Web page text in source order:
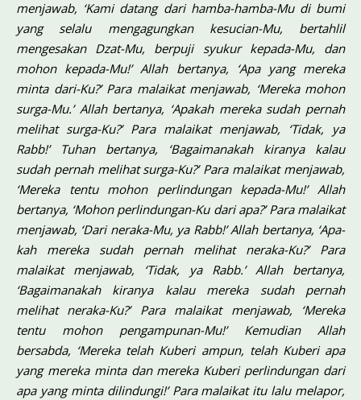
menjawab, ‘Kami datang dari hamba-hamba-Mu di bumi
yang selalu mengagungkan kesucian-Mu, bertahlil
mengesakan Dzat-Mu, berpuji syukur kepada-Mu, dan
mohon kepada-Mu!’ Allah bertanya, ‘Apa yang mereka
minta dari-Ku?’ Para malaikat menjawab, ‘Mereka mohon
surga-Mu.’ Allah bertanya, ‘Apakah mereka sudah per­nah
melihat surga-Ku?’ Para malaikat menjawab, ‘Tidak, ya
Rabb!’ Tu­han bertanya, ‘Bagaimanakah kiranya kalau
sudah pernah melihat sur­ga-Ku?’ Para malaikat menjawab,
‘Mereka tentu mohon perlindungan kepada-Mu!’ Allah
bertanya, ‘Mohon perlindungan-Ku dari apa?’ Para malaikat
menjawab, ‘Dari neraka-Mu, ya Rabb!’ Allah bertanya, ‘Apa­
kah mereka sudah pernah melihat neraka-Ku?’ Para
malaikat menja­wab, ‘Tidak, ya Rabb.’ Allah bertanya,
‘Bagaimanakah kiranya kalau mereka sudah pernah
melihat neraka-Ku?’ Para malaikat menjawab, ‘Mereka
tentu mohon pengampunan-Mu!’ Kemudian Allah
bersabda, ‘Mereka telah Kuberi ampun, telah Kuberi apa
yang mereka minta dan mereka Kuberi perlindungan dari
apa yang minta dilindungi!’ Para malaikat itu lalu melapor,